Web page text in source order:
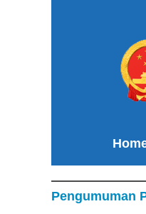
Pengumuman